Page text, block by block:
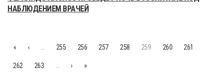
НАБЛЮДЕНИЕМ ВРАЧЕЙ
« ‹ 255 256 257 258 259 260 261
262 263 › »